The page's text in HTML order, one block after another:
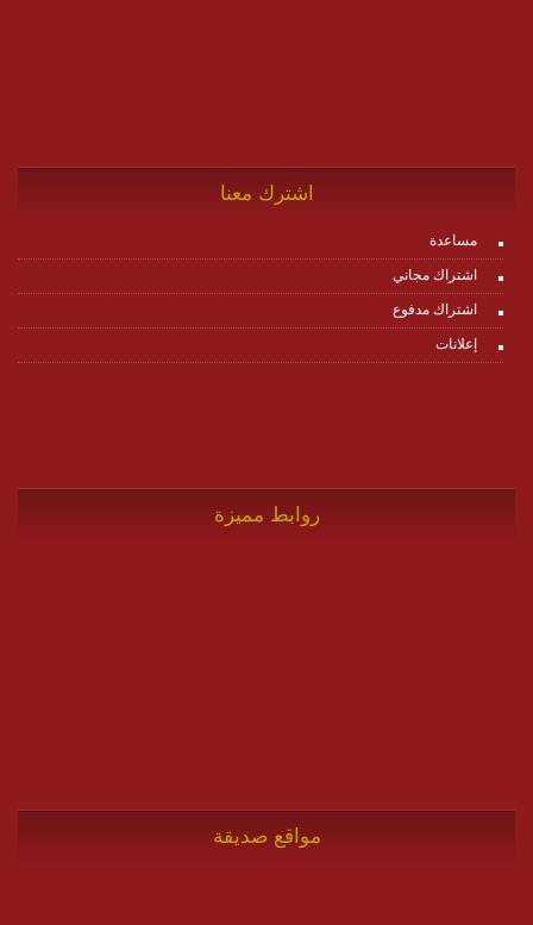
اشترك معنا
مساعدة
اشتراك مجاني
اشتراك مدفوع
إعلانات
روابط مميزة
مواقع صديقة